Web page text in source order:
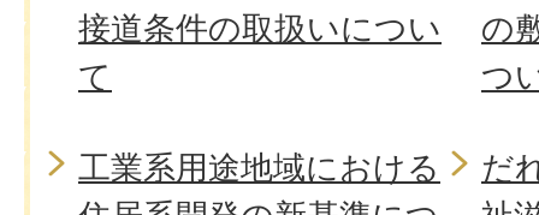
接道条件の取扱いについ
て
の
つ
工業系用途地域における
だ